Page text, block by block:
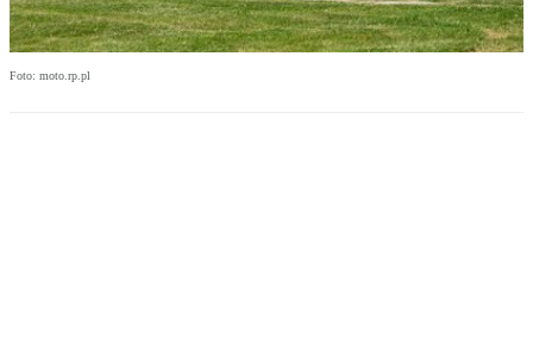
Foto: moto.rp.pl